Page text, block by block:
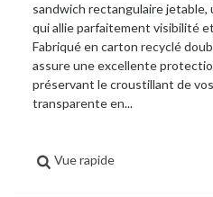
sandwich rectangulaire jetable,
qui allie parfaitement visibilité
Fabriqué en carton recyclé
assure une excellente
préservant le croustillant de
transparente en...
Vue rapide